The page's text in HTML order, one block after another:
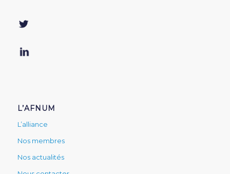
L’AFNUM
L’alliance
Nos membres
Nos actualités